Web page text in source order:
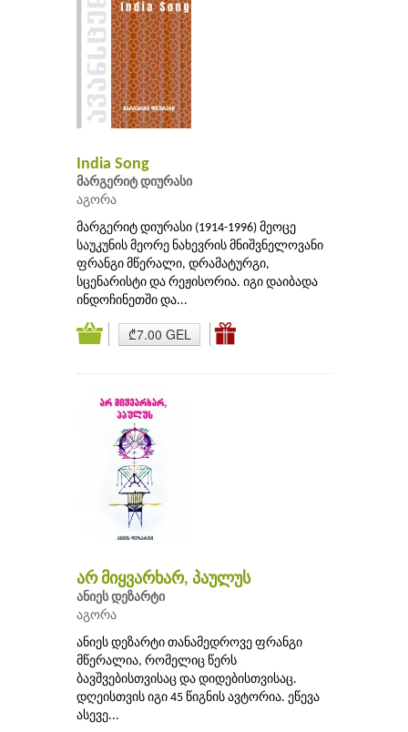
India Song
მარგერიტ დიურასი
აგორა
მარგერიტ დიურასი (1914-1996) მეოცე
საუკუნის მეორე ნახევრის მნიშვნელოვანი
ფრანგი მწერალი, დრამატურგი,
სცენარისტი და რეჟისორია. იგი დაიბადა
ინდოჩინეთში და...
₾7.00 GEL
არ მიყვარხარ, პაულუს
ანიეს დეზარტი
აგორა
ანიეს დეზარტი თანამედროვე ფრანგი
მწერალია, რომელიც წერს
ბავშვებისთვისაც და დიდებისთვისაც.
დღეისთვის იგი 45 წიგნის ავტორია. ეწევა
ასევე...